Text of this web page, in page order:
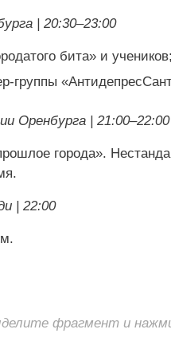
| 20:30–23:00
бита» и учеников;
группы
Оренбурга | 21:00–22:00
города».
| 22:00
фрагмент и